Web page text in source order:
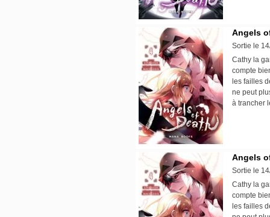
Angels
Sortie le
Cathy la
compte
les failles
ne peut
à trancher
Angels
Sortie le
Cathy la
compte
les failles